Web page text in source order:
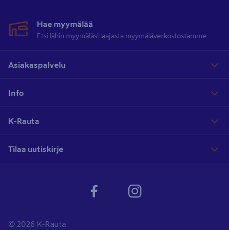
Hae myymälää
Etsi lähin myymäläsi laajasta myymäläverkostostamme
Asiakaspalvelu
Info
K-Rauta
Tilaa uutiskirje
© 2026 K-Rauta